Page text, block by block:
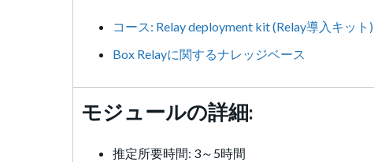
コース: Relay deployment kit (Relay導入キット)
Box Relayに関するナレッジベース
モジュールの詳細:
推定所要時間: 3～5時間